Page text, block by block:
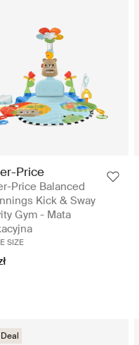
Price
Price Balanced
Kick & Sway
Gym - Mata
SIZE